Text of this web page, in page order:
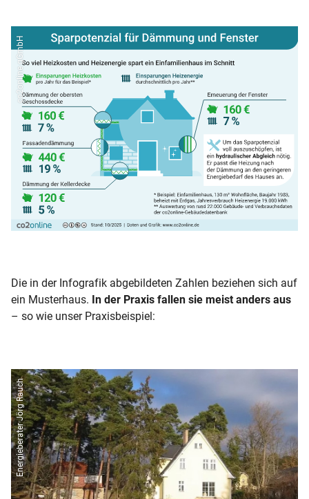
co2online gGmbH
Die in der Infografik abgebildeten Zahlen beziehen sich auf
ein Musterhaus. In der Praxis fallen sie meist anders aus
– so wie unser Praxisbeispiel:
Energieberater Jörg Rauch